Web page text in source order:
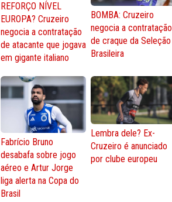
REFORÇO NÍVEL
EUROPA? Cruzeiro
negocia a contratação
de atacante que jogava
em gigante italiano
BOMBA: Cruzeiro
negocia a contratação
de craque da Seleção
Brasileira
Fabrício Bruno
desabafa sobre jogo
aéreo e Artur Jorge
liga alerta na Copa do
Brasil
Lembra dele? Ex-
Cruzeiro é anunciado
por clube europeu